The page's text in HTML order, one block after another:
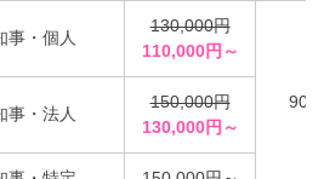
事・個人
130,000円
110,000円～
事・法人
150,000円
130,000円～